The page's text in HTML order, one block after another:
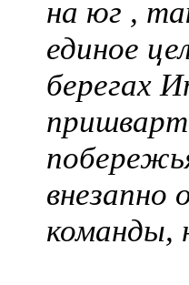
на юг ,
единое
берегах
внезапно
команды,